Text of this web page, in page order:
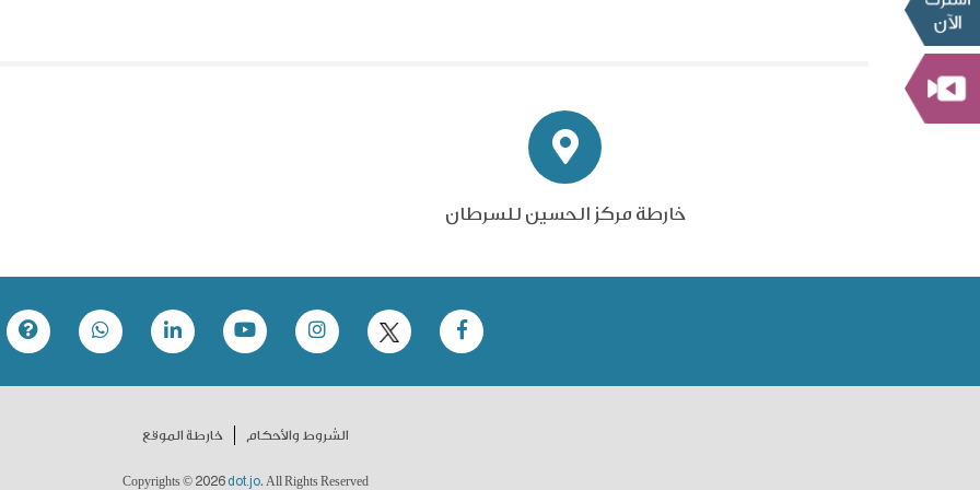
خارطة مركز الحسين للسرطان
الشروط والأحكام خارطة الموقع
Copyrights © 2026 dot.jo. All Rights Reserved